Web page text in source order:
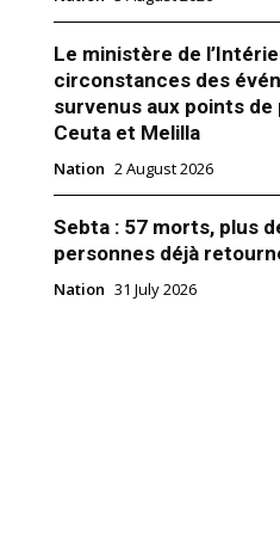
autres La diffusion
policiers votée à l’Assemblée
ont voté mardi en première
de loi dite «de
dont l’article 24, très
fera l’objet d’un examen par le
Le ministère de
circonstances des
survenus aux points de
Ceuta et Melilla
Nation 2 August 2026
Sebta : 57 morts, plus
personnes déjà
Nation 31 July 2026